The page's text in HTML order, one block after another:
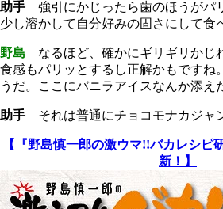
助手 強引にかじったら歯のほうがパ
少し溶かして自分好みの固さにして食
野島 なるほど、確かにギリギリかじ
食感もパリッとするし正解かもですね
うだ。ここにバニラアイスなんか添え
助手 それは普通にチョコモナカジャ
【『野島慎一郎の激ウマ!!バカレシピ
新！】